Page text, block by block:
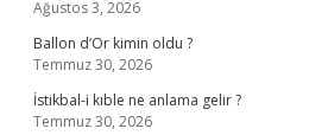
Ağustos 3, 2026
Ballon d’Or kimin oldu ?
Temmuz 30, 2026
İstikbal-i kıble ne anlama gelir ?
Temmuz 30, 2026